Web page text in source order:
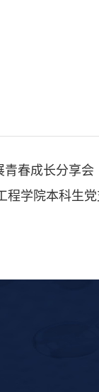
青春成长分享会
程学院本科生